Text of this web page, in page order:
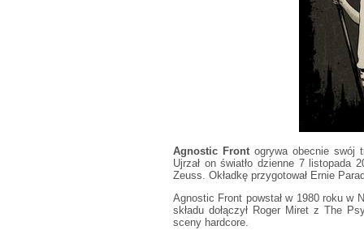
Agnostic Front ogrywa obecnie swój
Ujrzał on światło dzienne 7 listopada
Zeuss. Okładkę przygotował Ernie
Agnostic Front powstał w 1980 roku w
składu dołączył Roger Miret z The
sceny hardcore.